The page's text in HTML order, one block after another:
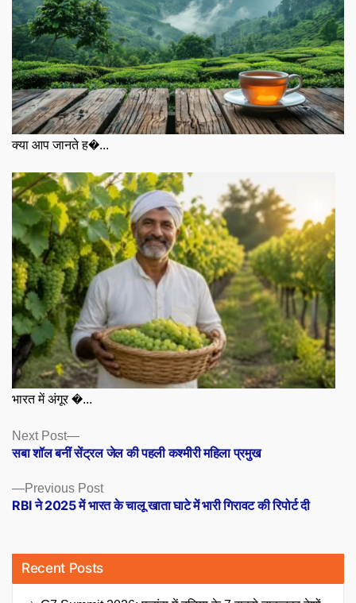
क्या आप जानते ह�...
भारत में अंगूर �...
Posts
navigation
Previous PostPrevious
post:
RBI ने 2025 में भारत के चालू खाता घाटे में भारी गिरावट की रिपोर्ट दी
Next Post
Next
post:
सबा शॉल बनीं सेंट्रल जेल की पहली कश्मीरी महिला प्रमुख
Recent Posts